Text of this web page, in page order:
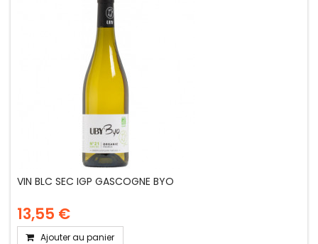
VIN BLC SEC IGP GASCOGNE BYO
13,55 €
Ajouter au panier